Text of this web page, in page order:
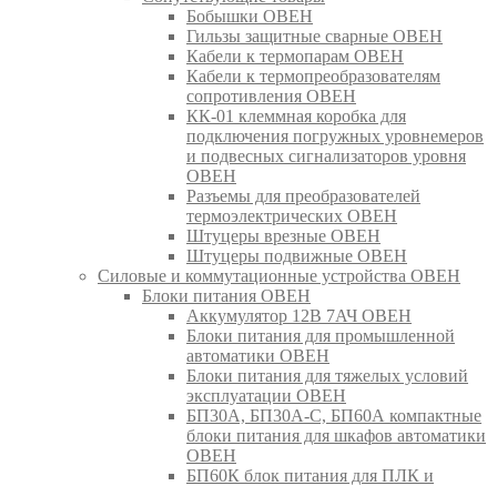
Бобышки ОВЕН
Гильзы защитные сварные ОВЕН
Кабели к термопарам ОВЕН
Кабели к термопреобразователям
сопротивления ОВЕН
КК-01 клеммная коробка для
подключения погружных уровнемеров
и подвесных сигнализаторов уровня
ОВЕН
Разъемы для преобразователей
термоэлектрических ОВЕН
Штуцеры врезные ОВЕН
Штуцеры подвижные ОВЕН
Силовые и коммутационные устройства ОВЕН
Блоки питания ОВЕН
Аккумулятор 12В 7АЧ ОВЕН
Блоки питания для промышленной
автоматики ОВЕН
Блоки питания для тяжелых условий
эксплуатации ОВЕН
БП30А, БП30А-С, БП60А компактные
блоки питания для шкафов автоматики
ОВЕН
БП60К блок питания для ПЛК и